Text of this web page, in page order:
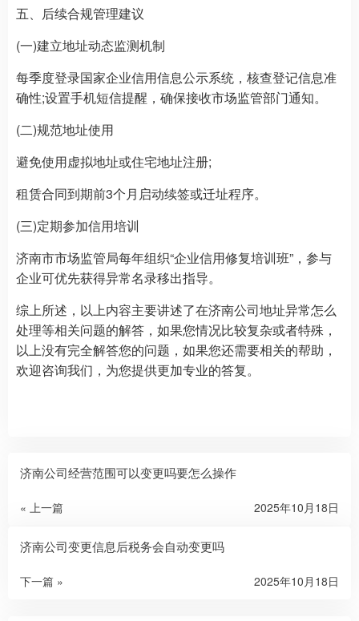
五、后续合规管理建议
(一)建立地址动态监测机制
每季度登录国家企业信用信息公示系统，核查登记信息准
确性;设置手机短信提醒，确保接收市场监管部门通知。
(二)规范地址使用
避免使用虚拟地址或住宅地址注册;
租赁合同到期前3个月启动续签或迁址程序。
(三)定期参加信用培训
济南市市场监管局每年组织“企业信用修复培训班”，参与
企业可优先获得异常名录移出指导。
综上所述，以上内容主要讲述了在济南公司地址异常怎么
处理等相关问题的解答，如果您情况比较复杂或者特殊，
以上没有完全解答您的问题，如果您还需要相关的帮助，
欢迎咨询我们，为您提供更加专业的答复。
济南公司经营范围可以变更吗要怎么操作
« 上一篇 2025年10月18日
济南公司变更信息后税务会自动变更吗
下一篇 » 2025年10月18日